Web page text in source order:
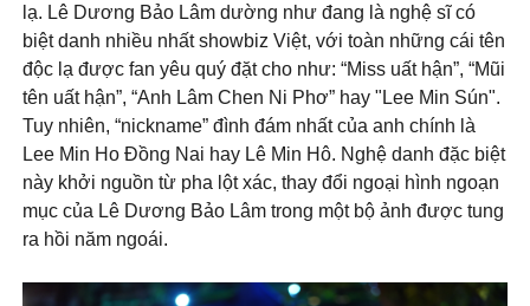
lạ. Lê Dương Bảo Lâm dường như đang là nghệ sĩ có
biệt danh nhiều nhất showbiz Việt, với toàn những cái tên
độc lạ được fan yêu quý đặt cho như: “Miss uất hận”, “Mũi
tên uất hận”, “Anh Lâm Chen Ni Phơ” hay "Lee Min Sún".
Tuy nhiên, “nickname” đình đám nhất của anh chính là
Lee Min Ho Đồng Nai hay Lê Min Hô. Nghệ danh đặc biệt
này khởi nguồn từ pha lột xác, thay đổi ngoại hình ngoạn
mục của Lê Dương Bảo Lâm trong một bộ ảnh được tung
ra hồi năm ngoái.